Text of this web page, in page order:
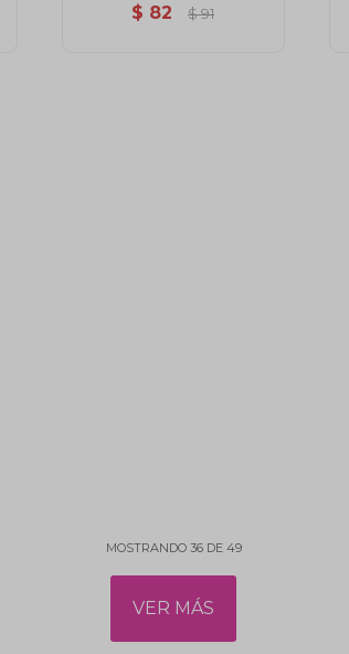
$ 82 $ 91
MOSTRANDO 36DE 49
VER MÁS